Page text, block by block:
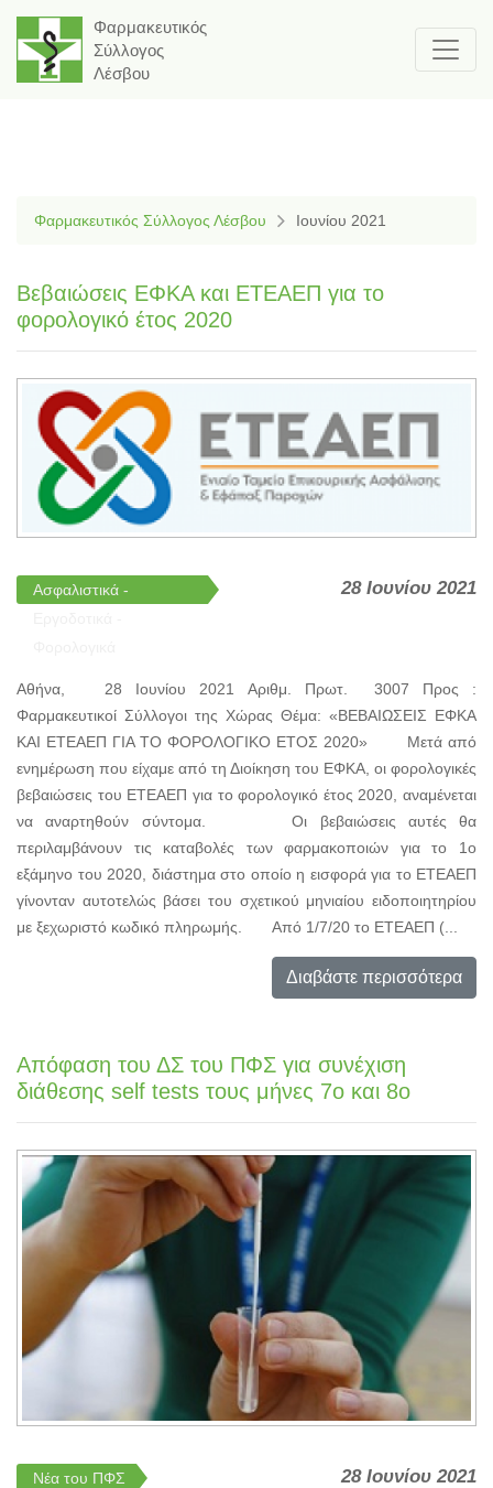
Φαρμακευτικός
Σύλλογος
Λέσβου
Φαρμακευτικός Σύλλογος Λέσβου Ιουνίου 2021
Βεβαιώσεις ΕΦΚΑ και ΕΤΕΑΕΠ για το
φορολογικό έτος 2020
Ασφαλιστικά -
28 Ιουνίου 2021
Αθήνα, 28 Ιουνίου 2021 Αριθμ. Πρωτ. 3007 Προς :
Φαρμακευτικοί Σύλλογοι της Χώρας Θέμα: «ΒΕΒΑΙΩΣΕΙΣ ΕΦΚΑ
ΚΑΙ ΕΤΕΑΕΠ ΓΙΑ ΤΟ ΦΟΡΟΛΟΓΙΚΟ ΕΤΟΣ 2020» Μετά από
ενημέρωση που είχαμε από τη Διοίκηση του ΕΦΚΑ, οι φορολογικές
βεβαιώσεις του ΕΤΕΑΕΠ για το φορολογικό έτος 2020, αναμένεται
να αναρτηθούν σύντομα. Οι βεβαιώσεις αυτές θα
περιλαμβάνουν τις καταβολές των φαρμακοποιών για το 1ο
εξάμηνο του 2020, διάστημα στο οποίο η εισφορά για το ΕΤΕΑΕΠ
γίνονταν αυτοτελώς βάσει του σχετικού μηνιαίου ειδοποιητηρίου
με ξεχωριστό κωδικό πληρωμής. Από 1/7/20 το ΕΤΕΑΕΠ (...
Διαβάστε περισσότερα
Απόφαση του ΔΣ του ΠΦΣ για συνέχιση
διάθεσης self tests τους μήνες 7ο και 8ο
Νέα του ΠΦΣ 28 Ιουνίου 2021